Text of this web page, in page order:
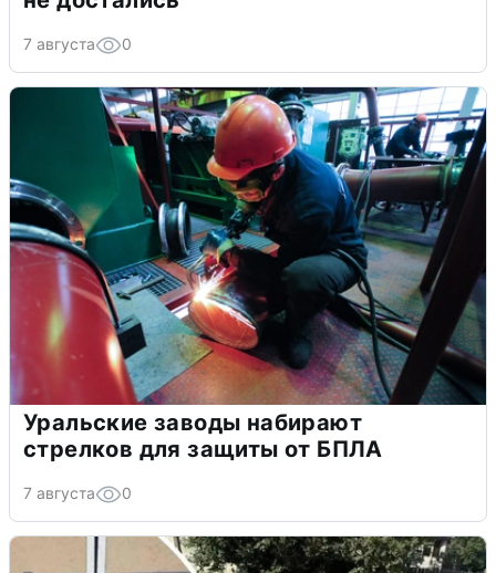
7 августа 0
Уральские заводы набирают
стрелков для защиты от БПЛА
7 августа 0